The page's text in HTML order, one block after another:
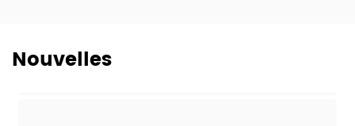
Nouvelles